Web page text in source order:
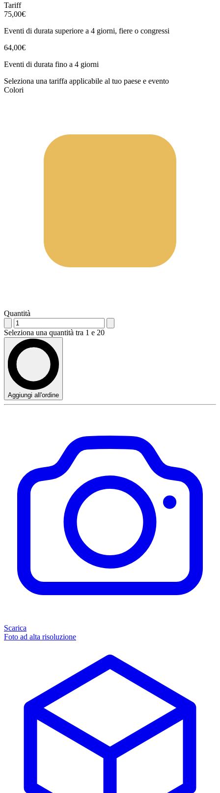
Tariff
75,00€
Eventi di durata superiore a 4 giorni, fiere o congressi
64,00€
Eventi di durata fino a 4 giorni
Seleziona una tariffa applicabile al tuo paese e evento
Colori
Quantità
Seleziona una quantità tra 1 e 20
Aggiungi all'ordine
Scarica
Foto ad alta risoluzione